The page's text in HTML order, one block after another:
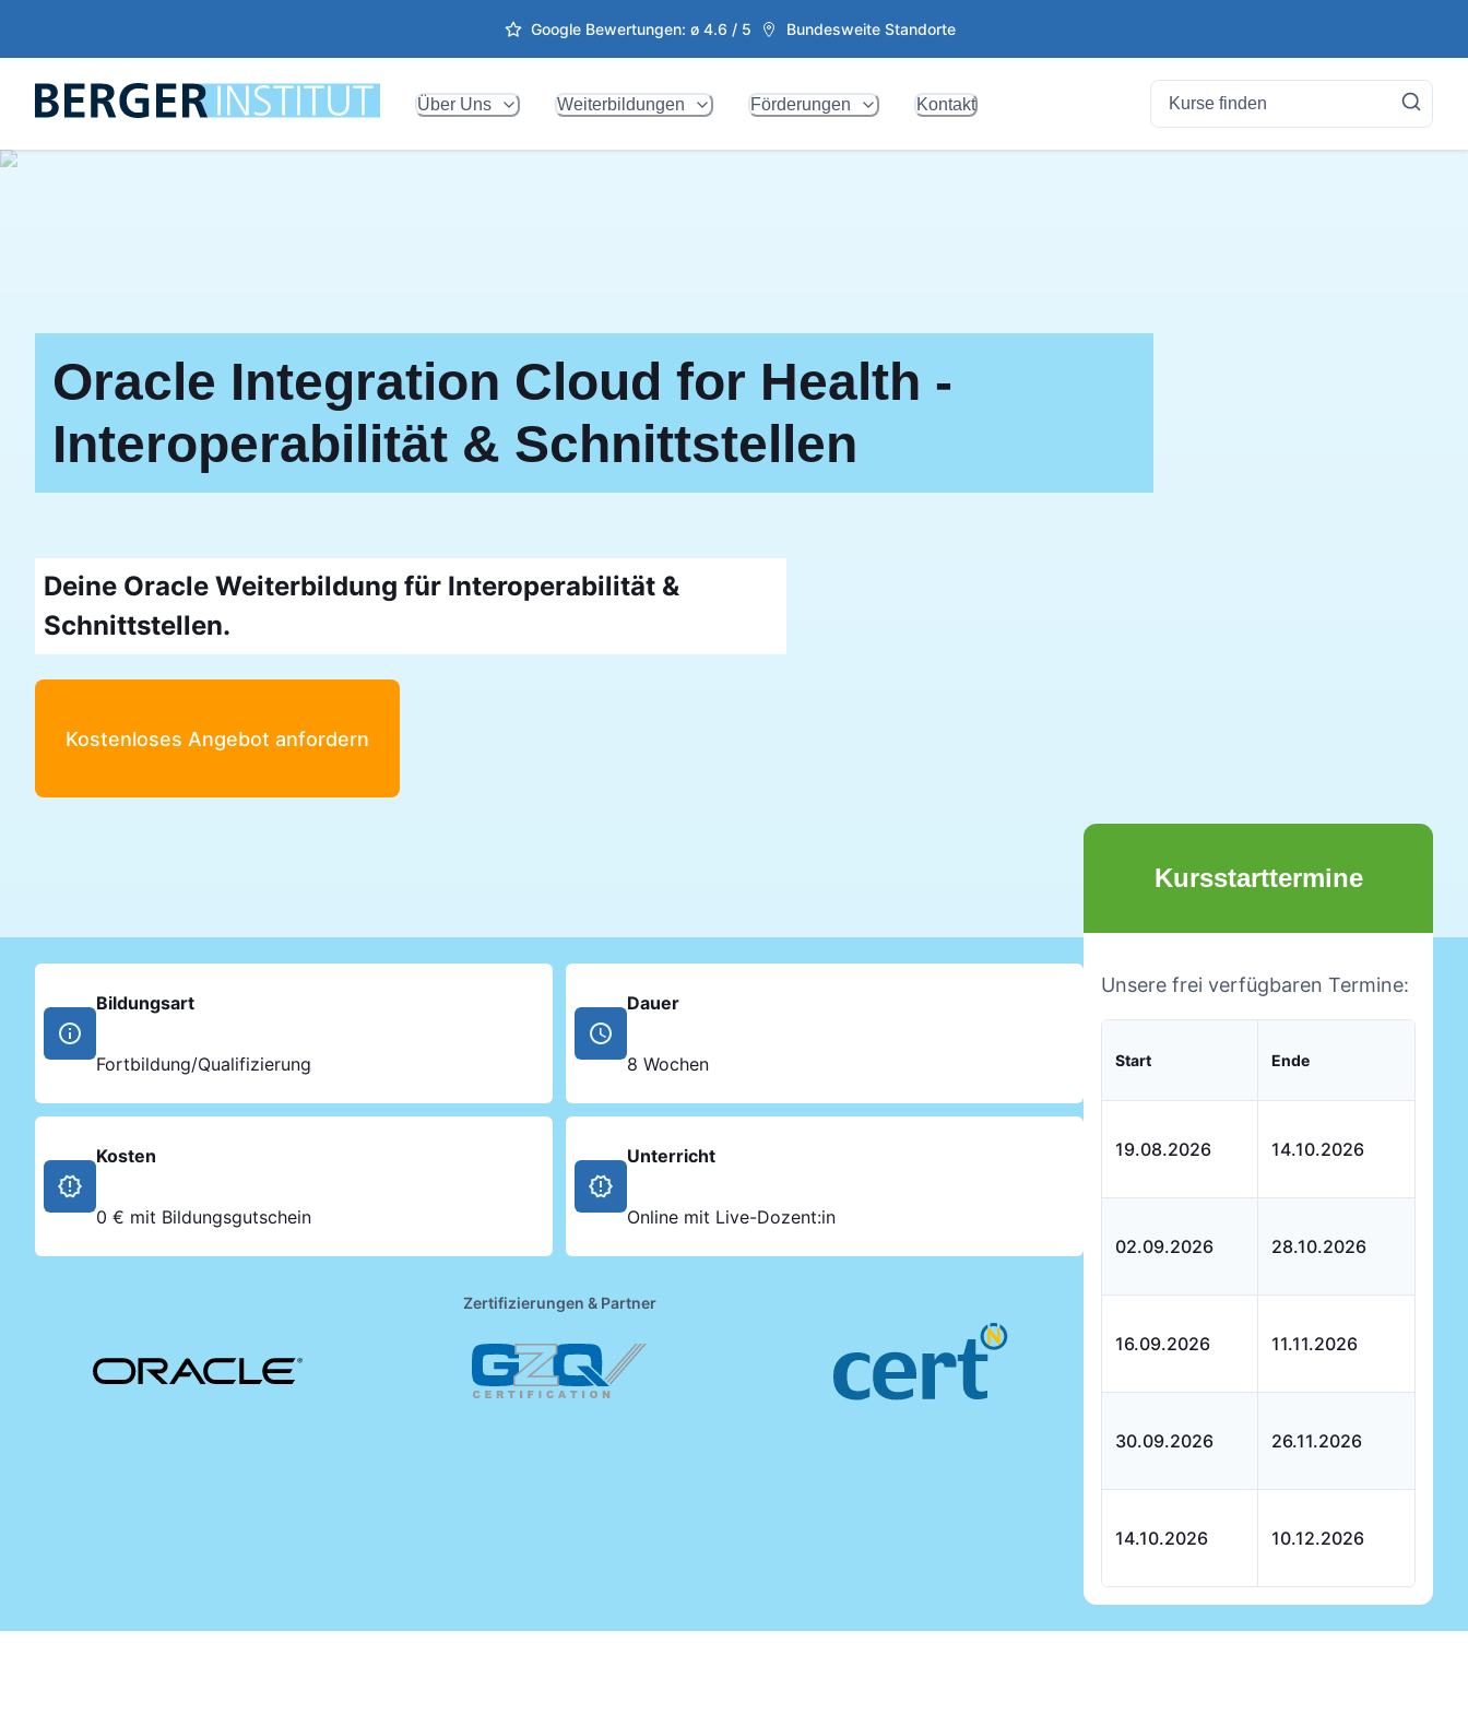
Google Bewertungen: ø 4.6 / 5 Bundesweite Standorte
Über Uns Weiterbildungen Förderungen Kontakt
Oracle Integration Cloud for Health -
Interoperabilität & Schnittstellen
Deine Oracle Weiterbildung für Interoperabilität &
Schnittstellen.
Kostenloses Angebot anfordern
Bildungsart
Fortbildung/Qualifizierung
Dauer
8 Wochen
Kosten
0 € mit Bildungsgutschein
Unterricht
Online mit Live-Dozent:in
Zertifizierungen & Partner
Kursstarttermine
Unsere frei verfügbaren Termine:
Start Ende
19.08.2026 14.10.2026
02.09.2026 28.10.2026
16.09.2026 11.11.2026
30.09.2026 26.11.2026
14.10.2026 10.12.2026